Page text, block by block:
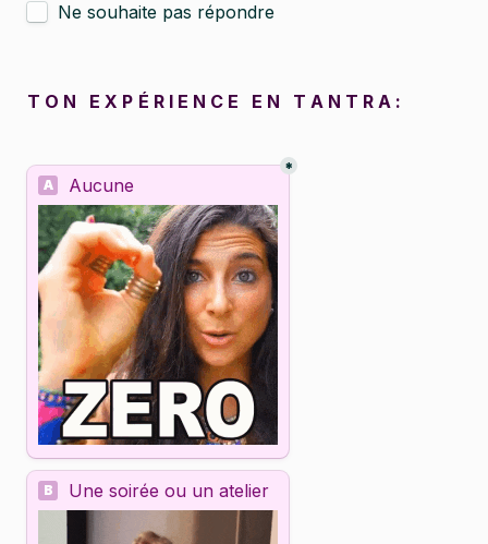
Ne souhaite pas répondre
T O N   E X P É R I E N C E   E N   T A N T R A :
Untitled multiple choice field
A Aucune
*
B Une soirée ou un atelier